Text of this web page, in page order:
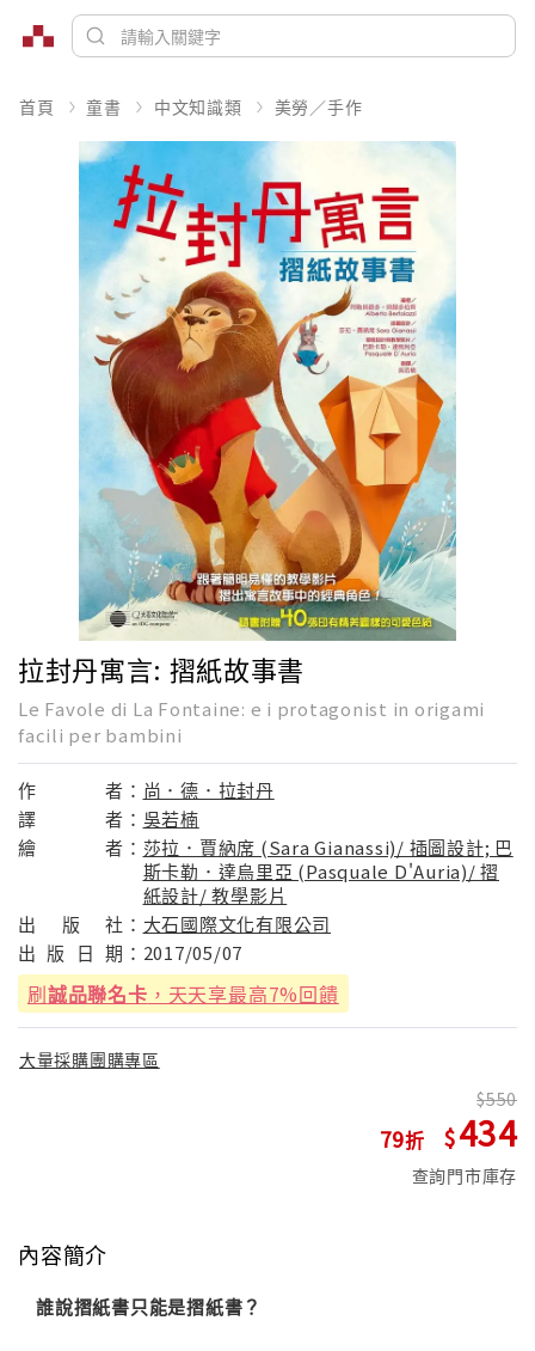
首頁 童書 中文知識類 美勞／手作
拉封丹寓言: 摺紙故事書
Le Favole di La Fontaine: e i protagonist in origami
facili per bambini
作 者： 尚．德．拉封丹
譯
者： 吳若楠
繪
者： 莎拉．賈納席 (Sara Gianassi)/ 插圖設計; 巴
斯卡勒．達烏里亞 (Pasquale D'Auria)/ 摺
紙設計/ 教學影片
出
版 社： 大石國際文化有限公司
出 版 日 期： 2017/05/07
刷誠品聯名卡 ，天天享最高7%回饋
大量採購團購專區
79
550
434
查詢門市庫存
內容簡介
誰說摺紙書只能是摺紙書？